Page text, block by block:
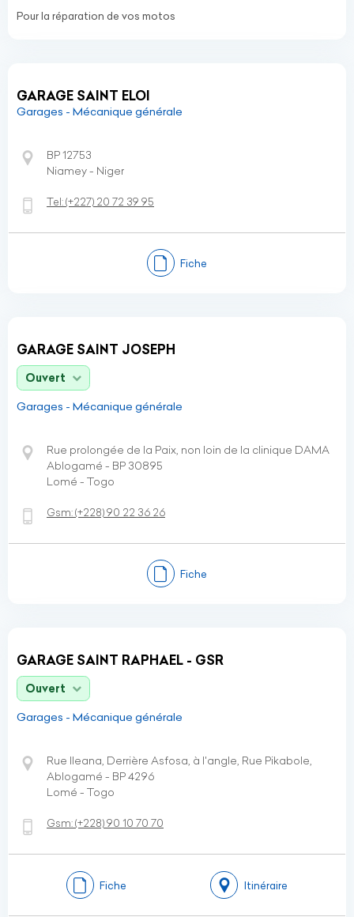
Pour la réparation de vos motos
GARAGE SAINT ELOI
Garages - Mécanique générale
BP 12753
Niamey - Niger
Tel:(+227) 20 72 39 95
Fiche
GARAGE SAINT JOSEPH
Ouvert
Garages - Mécanique générale
Rue prolongée de la Paix, non loin de la clinique DAMA
Ablogamé - BP 30895
Lomé - Togo
Gsm:(+228)90 22 36 26
Fiche
GARAGE SAINT RAPHAEL - GSR
Ouvert
Garages - Mécanique générale
Rue Ileana, Derrière Asfosa, à l'angle, Rue Pikabole,
Ablogamé - BP 4296
Lomé - Togo
Gsm:(+228)90 10 70 70
Fiche Itinéraire